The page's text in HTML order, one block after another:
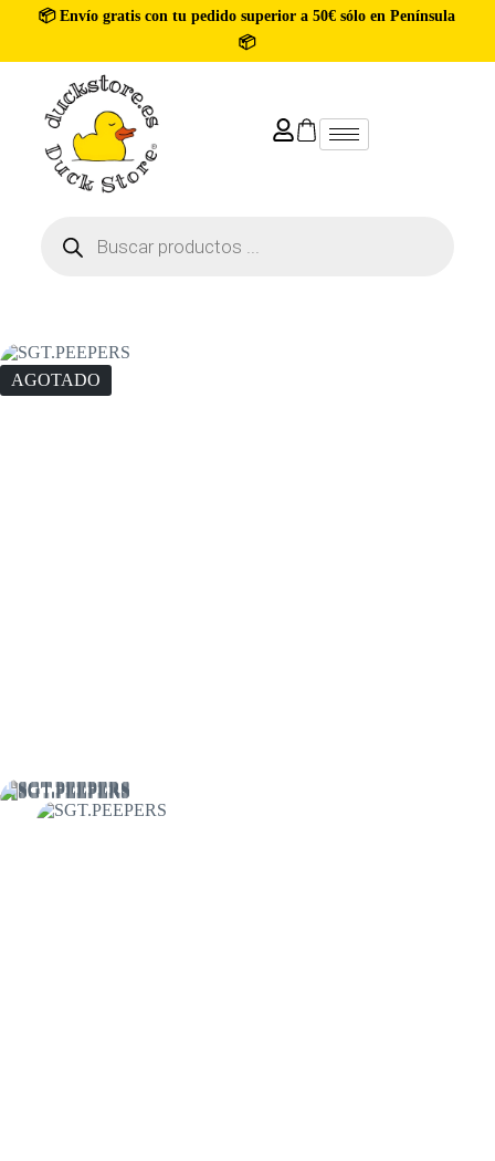
📦 Envío gratis con tu pedido superior a 50€ sólo en Península
📦
AGOTADO